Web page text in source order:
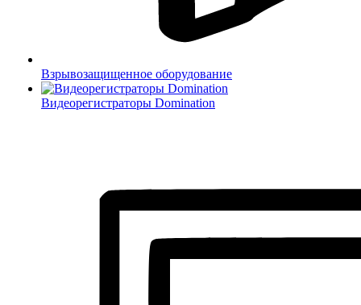
Взрывозащищенное оборудование
Видеорегистраторы Domination